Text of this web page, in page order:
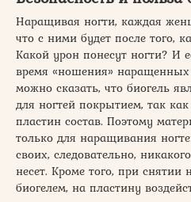
Наращивая ногти, каждая
что с ними будет после того,
Какой урон понесут ногти? И
время «ношения» наращенных
можно сказать, что биогель
для ногтей покрытием, так
пластин состав. Поэтому
только для наращивания
своих, следовательно,
несет. Кроме того, при снятии
биогелем, на пластину